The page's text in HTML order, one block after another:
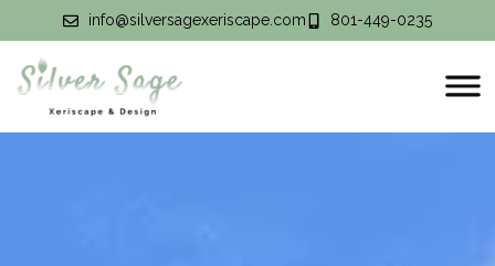
info@silversagexeriscape.com 801-449-0235